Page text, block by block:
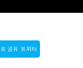
트위터